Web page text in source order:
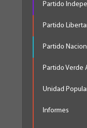
Partido
Partido
Partido
Partido Verde
Unidad
Informes